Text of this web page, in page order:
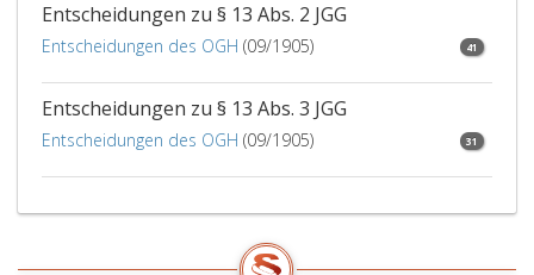
Entscheidungen zu § 13 Abs. 2 JGG
Entscheidungen des OGH (09/1905) 41
Entscheidungen zu § 13 Abs. 3 JGG
Entscheidungen des OGH (09/1905) 31